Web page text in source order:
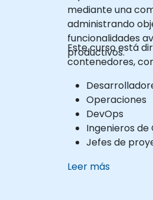
mediante una
administrando
funcionalidades
productivos.
Este curso está
contenedores,
Operaciones
DevOps
Ingenieros
Jefes de
Leer más